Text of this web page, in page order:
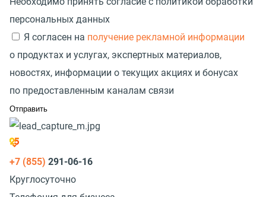
персональных данных
Я согласен на получение рекламной информации
о продуктах и услугах, экспертных материалов,
новостях, информации о текущих акциях и бонусах
по предоставленным каналам связи
+7 (855) 291-06-16
Круглосуточно